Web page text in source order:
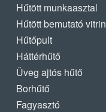
Hűtött munkaasztal
Hűtött bemutató vitrin
Hűtőpult
Háttérhűtő
Üveg ajtós hűtő
Borhűtő
Fagyasztó